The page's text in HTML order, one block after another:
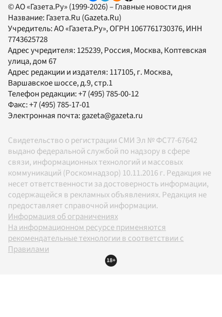
© АО «Газета.Ру» (1999-2026) – Главные новости дня
Название: Газета.Ru (Gazeta.Ru)
Учредитель:АО «Газета.Ру», ОГРН 1067761730376, ИНН
7743625728
Адрес учредителя: 125239, Россия, Москва, Коптевская
улица, дом 67
Адрес редакции и издателя: 117105, г. Москва,
Варшавское шоссе, д.9, стр.1
Телефон редакции:+7 (495) 785-00-12
Факс:+7 (495) 785-17-01
Электронная почта: gazeta@gazeta.ru
Свидетельство о регистрации СМИ Эл № ФС77-67642
выдано федеральной службой по надзору в сфере
связи, информационных технологий и массовых
коммуникаций (Роскомнадзор) 10.11.2016 г. Редакция не
несет ответственности за достоверность информации,
содержащейся в рекламных объявлениях. Редакция не
предоставляет справочной информации.
Информация об ограничениях
На информационном ресурсе применяются
рекомендательные технологии в соответствии с
Правилами
18+